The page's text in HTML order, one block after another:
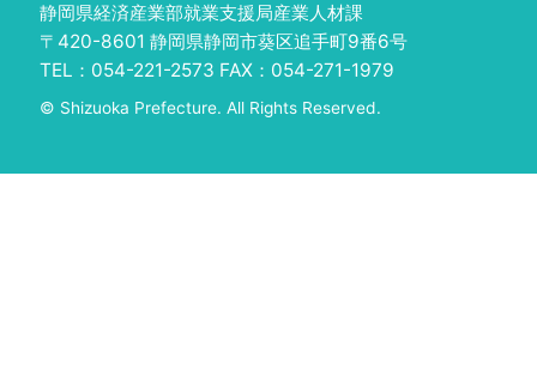
静岡県経済産業部就業支援局産業人材課
〒420-8601 静岡県静岡市葵区追手町9番6号
TEL：054-221-2573 FAX：054-271-1979
© Shizuoka Prefecture. All Rights Reserved.